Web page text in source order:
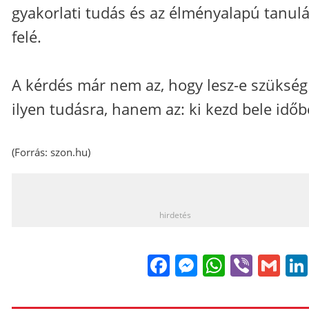
gyakorlati tudás és az élményalapú
felé.
A kérdés már nem az, hogy lesz-e szükség
ilyen tudásra, hanem az: ki kezd bele
(Forrás: szon.hu)
hirdetés
FacebookViber